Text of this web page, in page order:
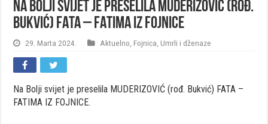
Na Bolji svijet je preselila MUDERIZOVIĆ (rođ.
Bukvić) FATA – FATIMA IZ FOJNICE
29. Marta 2024. Aktuelno Fojnica Umrli i dženaze
Na Bolji svijet je preselila MUDERIZOVIĆ (rođ. Bukvić) FATA –
FATIMA IZ FOJNICE.